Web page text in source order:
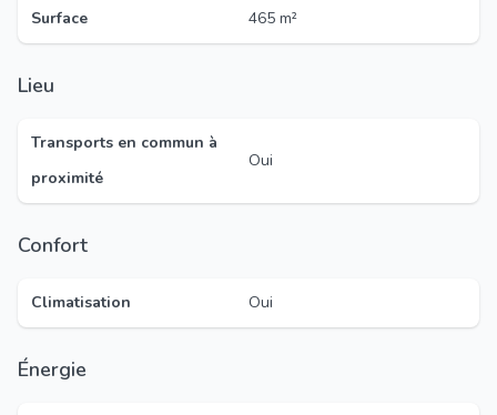
Surface
465 m²
Lieu
Transports en commun à
proximité
Oui
Confort
Climatisation Oui
Énergie